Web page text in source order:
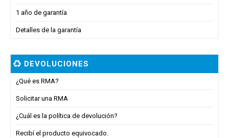
1 año de garantía
Detalles de la garantía
DEVOLUCIONES
¿Qué es RMA?
Solicitar una RMA
¿Cuál es la política de devolución?
Recibí el producto equivocado.